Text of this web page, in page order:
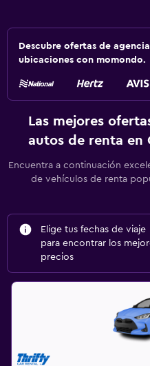
Descubre ofertas de
ubicaciones con momondo.
Las mejores
autos de renta en
Encuentra a continuación
de vehículos de renta
Elige tus fechas de viaje
para encontrar los
precios